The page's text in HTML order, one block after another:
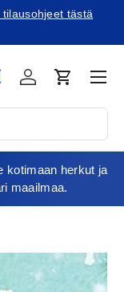
tilausohjeet tästä
KirjauduOstoskori
kotimaan herkut ja
maailmaa.